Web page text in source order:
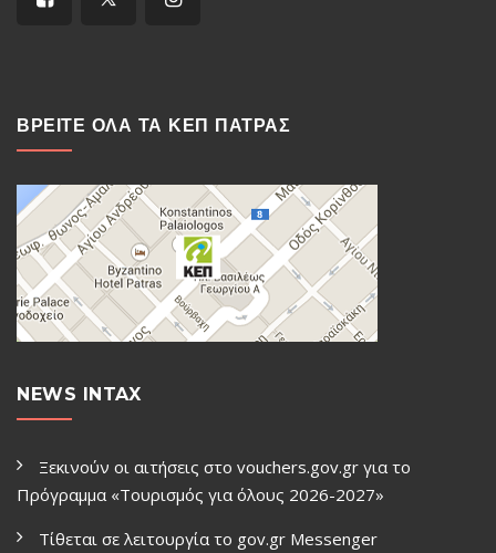
ΒΡΕΙΤΕ ΟΛΑ ΤΑ ΚΕΠ ΠΑΤΡΑΣ
NEWS INTAX
Ξεκινούν οι αιτήσεις στο vouchers.gov.gr για το
Πρόγραμμα «Τουρισμός για όλους 2026-2027»
Τίθεται σε λειτουργία το gov.gr Μessenger